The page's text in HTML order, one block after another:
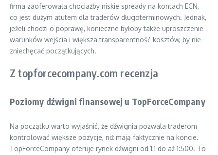
firma zaoferowała chociażby niskie spready na kontach ECN,
co jest dużym atutem dla traderów długoterminowych. Jednak,
jeżeli chodzi o poprawę, konieczne byłoby także uproszczenie
warunków wejścia i większa transparentność kosztów, by nie
zniechęcać początkujących.
Z topforcecompany.com recenzja
Poziomy dźwigni finansowej u TopForceCompany
Na początku warto wyjaśnić, że dźwignia pozwala traderom
kontrolować większe pozycje, niż mają faktycznie na koncie.
TopForceCompany oferuje rynek dźwigni od 1:1 do aż 1:500. To